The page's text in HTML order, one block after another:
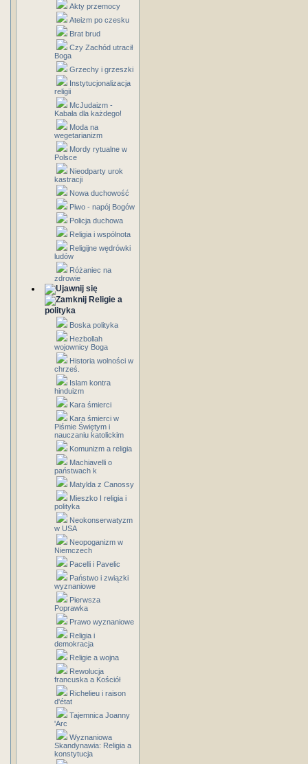
Akty przemocy
Ateizm po czesku
Brat brud
Czy Zachód utracił
Boga
Grzechy i grzeszki
Instytucjonalizacja
religii
McJudaizm -
Kabała dla każdego!
Moda na
wegetarianizm
Mordy rytualne w
Polsce
Nieodparty urok
kastracji
Nowa duchowość
Piwo - napój Bogów
Policja duchowa
Religia i wspólnota
Religijne wędrówki
ludów
Różaniec na
zdrowie
Religie a
polityka
Boska polityka
Hezbollah
wojownicy Boga
Historia wolności w
chrześ.
Islam kontra
hinduizm
Kara śmierci
Kara śmierci w
Piśmie Świętym i
nauczaniu katolickim
Komunizm a religia
Machiavelli o
państwach k
Matylda z Canossy
Mieszko I religia i
polityka
Neokonserwatyzm
w USA
Neopoganizm w
Niemczech
Pacelli i Pavelic
Państwo i związki
wyznaniowe
Pierwsza
Poprawka
Prawo wyznaniowe
Religia i
demokracja
Religie a wojna
Rewolucja
francuska a Kościół
Richelieu i raison
d'état
Tajemnica Joanny
'Arc
Wyznaniowa
Skandynawia: Religia a
konstytucja